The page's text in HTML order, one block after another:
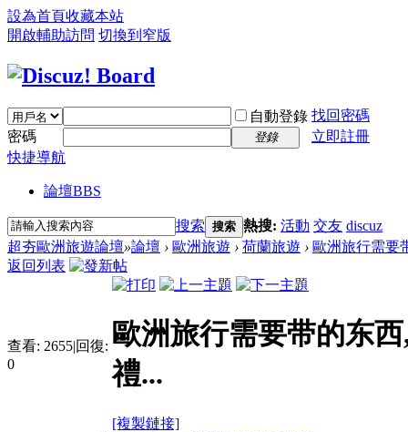
設為首頁收藏本站
開啟輔助訪問 切換到窄版
自動登錄 找回密碼
密碼
登錄
立即註冊
快捷導航
論壇BBS
搜索 搜索 熱搜: 活動 交友 discuz
超夯歐洲旅遊論壇»論壇 › 歐洲旅遊 › 荷蘭旅遊 › 歐洲旅行需要
返回列表
查看: 2655|回復:
0
歐洲旅行需要带的东
禮...
[複製鏈接]